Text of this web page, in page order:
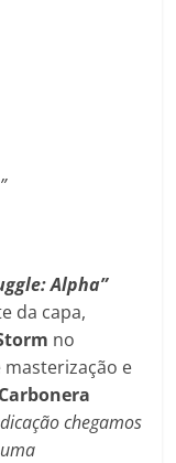
Alpha”
da capa,
no
e
chegamos